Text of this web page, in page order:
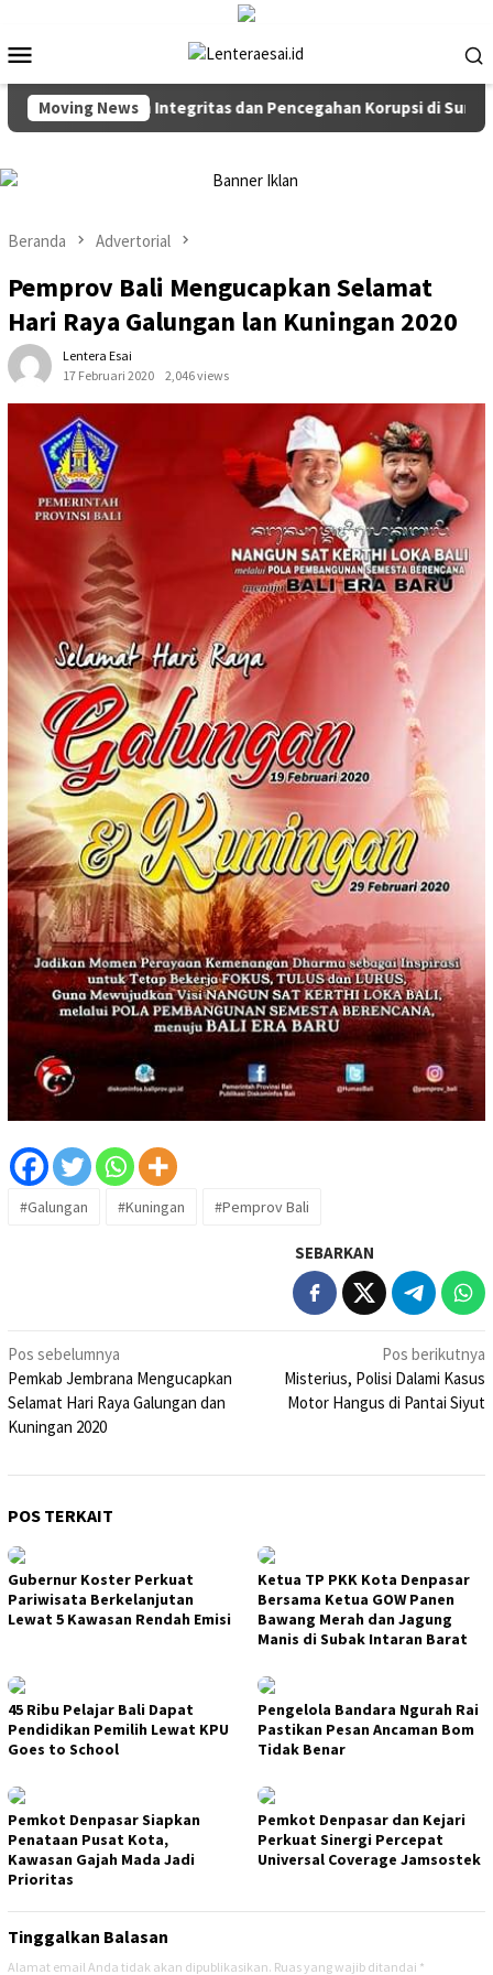
konten
Mobile
Moving News
Penguatan Integritas dan Pencegahan Korupsi di Surabaya
Beranda Advertorial
Pemprov Bali Mengucapkan Selamat
Hari Raya Galungan lan Kuningan 2020
Lentera Esai
17 Februari 2020
2,046 views
#Galungan #Kuningan #Pemprov Bali
SEBARKAN
Navigasi
pos
Pos sebelumnya
Pemkab Jembrana Mengucapkan
Selamat Hari Raya Galungan dan
Kuningan 2020
Pos berikutnya
Misterius, Polisi Dalami Kasus
Motor Hangus di Pantai Siyut
POS TERKAIT
Gubernur Koster Perkuat
Pariwisata Berkelanjutan
Lewat 5 Kawasan Rendah Emisi
Ketua TP PKK Kota Denpasar
Bersama Ketua GOW Panen
Bawang Merah dan Jagung
Manis di Subak Intaran Barat
45 Ribu Pelajar Bali Dapat
Pendidikan Pemilih Lewat KPU
Goes to School
Pengelola Bandara Ngurah Rai
Pastikan Pesan Ancaman Bom
Tidak Benar
Pemkot Denpasar Siapkan
Penataan Pusat Kota,
Kawasan Gajah Mada Jadi
Prioritas
Pemkot Denpasar dan Kejari
Perkuat Sinergi Percepat
Universal Coverage Jamsostek
Tinggalkan Balasan
Alamat email Anda tidak akan dipublikasikan. Ruas yang wajib ditandai *